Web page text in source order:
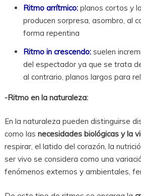
Ritmo arrítmico: planos cortos y
producen sorpresa, asombro, al
forma repentina
Ritmo in crescendo: suelen
del espectador ya que se trata
al contrario, planos largos para
-Ritmo en la naturaleza:
En la naturaleza pueden distinguirse
como las necesidades biológicas y la
respirar, el latido del corazón, la
ser vivo se considera como una
fenómenos externos y ambientales,